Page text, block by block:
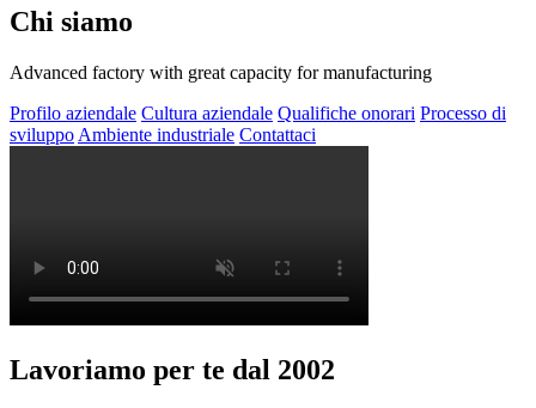
Chi siamo
Advanced factory with great capacity for manufacturing
Profilo aziendale Cultura aziendale Qualifiche onorari Processo di
sviluppo Ambiente industriale Contattaci
Lavoriamo per te dal 2002